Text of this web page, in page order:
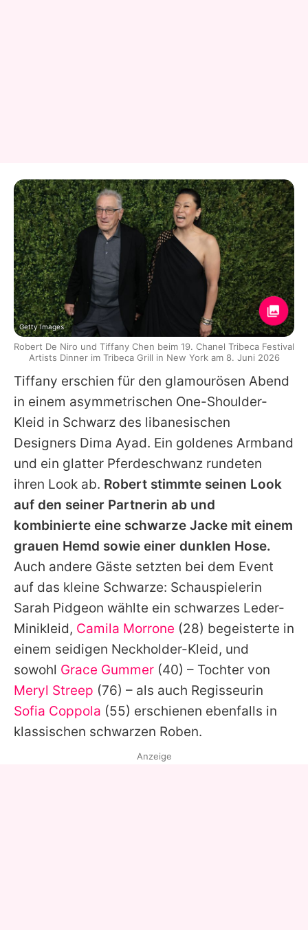
Tiffany erschien für den glamourösen Abend
in einem asymmetrischen One-Shoulder-
Kleid in Schwarz des libanesischen
Designers Dima Ayad. Ein goldenes Armband
und ein glatter Pferdeschwanz rundeten
ihren Look ab. Robert stimmte seinen Look
auf den seiner Partnerin ab und
kombinierte eine schwarze Jacke mit einem
grauen Hemd sowie einer dunklen Hose.
Auch andere Gäste setzten bei dem Event
auf das kleine Schwarze: Schauspielerin
Sarah Pidgeon wählte ein schwarzes Leder-
Minikleid, Camila Morrone (28) begeisterte in
einem seidigen Neckholder-Kleid, und
sowohl Grace Gummer (40) – Tochter von
Meryl Streep (76) – als auch Regisseurin
Sofia Coppola (55) erschienen ebenfalls in
klassischen schwarzen Roben.
Getty Images
Robert De Niro und Tiffany Chen beim 19. Chanel Tribeca Festival
Artists Dinner im Tribeca Grill in New York am 8. Juni 2026
Anzeige